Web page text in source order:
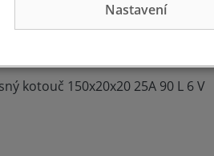
(0)
kotouč 150x20x20 25A 90 L 6 V
Nastavení